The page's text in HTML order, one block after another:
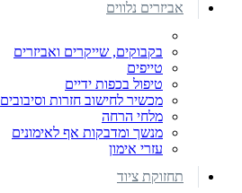
אביזרים נלווים
בקבוקים, שייקרים ואביזרים
טייפים
טיפול בכפות ידיים
מכשיר לחישוב חזרות וסיבובים
מלחי הרחה
מנשך ומדבקות אף לאימונים
עזרי אימון
תחזוקת ציוד